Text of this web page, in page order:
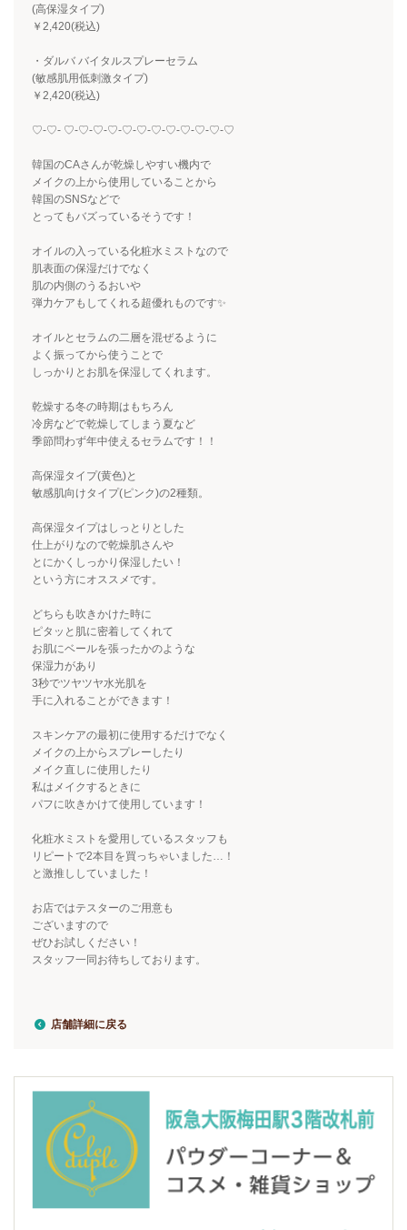
(高保湿タイプ)
￥ 2,420(税込)
・ダルバ バイタルスプレーセラム
(敏感肌用低刺激タイプ)
￥ 2,420(税込)
♡-♡- ♡-♡-♡-♡-♡-♡-♡-♡-♡-♡-♡-♡
韓国のCAさんが乾燥しやすい機内で
メイクの上から使用していることから
韓国のSNSなどで
とってもバズっているそうです！
オイルの入っている化粧水ミストなので
肌表面の保湿だけでなく
肌の内側のうるおいや
弾力ケアもしてくれる超優れものです✨
オイルとセラムの二層を混ぜるように
よく振ってから使うことで
しっかりとお肌を保湿してくれます。
乾燥する冬の時期はもちろん
冷房などで乾燥してしまう夏など
季節問わず年中使えるセラムです！！
高保湿タイプ(黄色)と
敏感肌向けタイプ(ピンク)の2種類。
高保湿タイプはしっとりとした
仕上がりなので乾燥肌さんや
とにかくしっかり保湿したい！
という方にオススメです。
どちらも吹きかけた時に
ピタッと肌に密着してくれて
お肌にベールを張ったかのような
保湿力があり
3秒でツヤツヤ水光肌を
手に入れることができます！
スキンケアの最初に使用するだけでなく
メイクの上からスプレーしたり
メイク直しに使用したり
私はメイクするときに
パフに吹きかけて使用しています！
化粧水ミストを愛用しているスタッフも
リピートで2本目を買っちゃいました…！
と激推ししていました！
お店ではテスターのご用意も
ございますので
ぜひお試しください！
スタッフ一同お待ちしております。
店舗詳細に戻る